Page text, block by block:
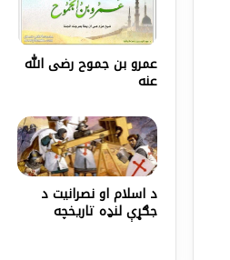
عمرو بن جموح رضى الله
عنه
د اسلام او نصرانيت د
جګړې لنډه تاريخچه